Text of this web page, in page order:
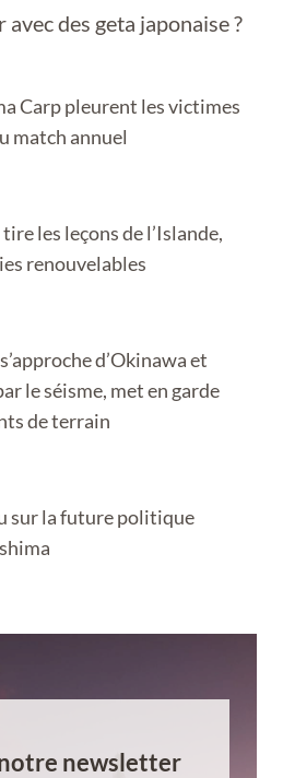
des geta japonaise ?
Carp pleurent les victimes
match annuel
les leçons de l’Islande,
renouvelables
d’Okinawa et
le séisme, met en garde
de terrain
sur la future politique
newsletter